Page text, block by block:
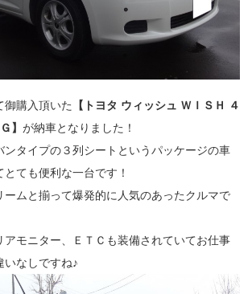
御購入頂いた
【トヨタ ウィッシュ ＷＩＳＨ ４
】 が納車となりました！
ンタイプの３列シートというパッケージの車
ても便利な一台です！
ームと揃って爆発的に人気のあったクルマで
アモニター、ＥＴＣも装備されていてお仕事
いなしですね♪